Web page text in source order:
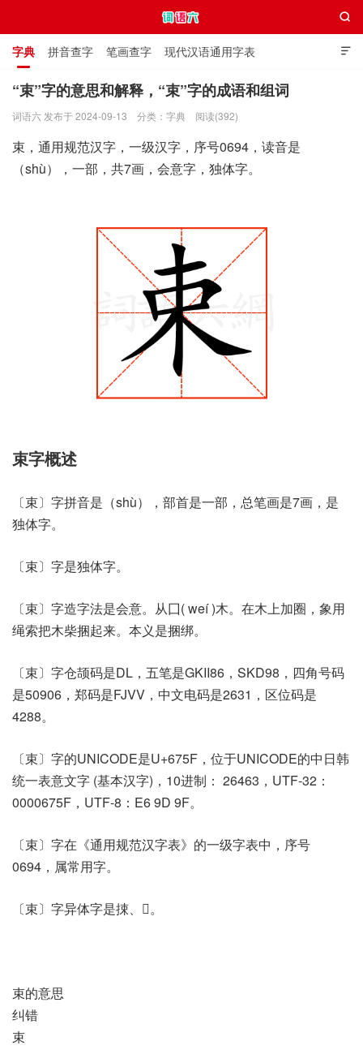

字典 拼音查字 笔画查字 现代汉语通用字表
通用规范汉字表 叠字大全 独体字大全 极简英语词典

“束”字的意思和解释，“束”字的成语和组词
词语六 发布于 2024-09-13 分类： 字典 阅读(392)
束，通用规范汉字，一级汉字，序号0694，读音是
（shù），一部，共7画，会意字，独体字。
束字概述
〔束〕字拼音是（shù），部首是一部，总笔画是7画，是
独体字。
〔束〕字是独体字。
〔束〕字造字法是会意。从囗( weí )木。在木上加圈，象用
绳索把木柴捆起来。本义是捆绑。
〔束〕字仓颉码是DL，五笔是GKII86，SKD98，四角号码
是50906，郑码是FJVV，中文电码是2631，区位码是
4288。
〔束〕字的UNICODE是U+675F，位于UNICODE的中日韩
统一表意文字 (基本汉字)，10进制： 26463，UTF-32：
0000675F，UTF-8：E6 9D 9F。
〔束〕字在《通用规范汉字表》的一级字表中，序号
0694，属常用字。
〔束〕字异体字是捒、𤙨。
束的意思
纠错
束